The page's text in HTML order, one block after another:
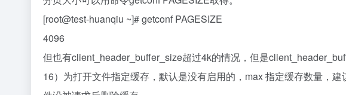
[root@test-huanqiu ~]# getconf PAGESIZE
4096
但也有client_header_buffer_size超过4k的情况，但是
16）为打开文件指定缓存，默认是没有启用的，max 指定缓存数量，